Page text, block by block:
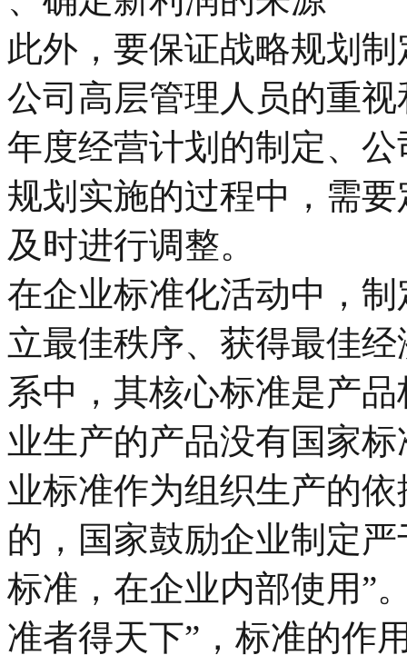
此外，要保证战略规划
公司高层管理人员的重
年度经营计划的制定、
规划实施的过程中，需
及时进行调整。
在企业标准化活动中，
立最佳秩序、获得最佳
系中，其核心标准是产
业生产的产品没有国家
业标准作为组织生产的
的，国家鼓励企业制定
标准，在企业内部使用”
准者得天下”，标准的作